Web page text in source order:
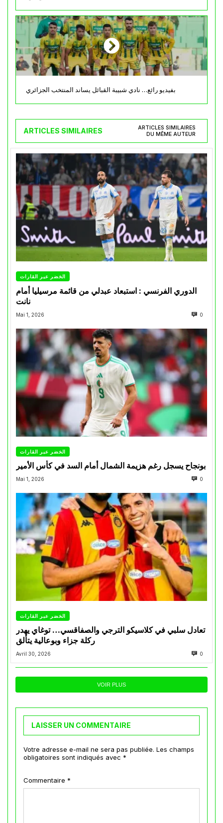
بفيديو رائع… نادي شبيبة القبائل يساند المنتخب الجزائري
ARTICLES SIMILAIRES
ARTICLES SIMILAIRES
DU MÊME AUTEUR
الخضر عبر القارات
الدوري الفرنسي : استبعاد عبدلي من قائمة مرسيليا أمام
نانت
Mai 1, 2026 0
الخضر عبر القارات
بونجاح يسجل رغم هزيمة الشمال أمام السد في كأس الأمير
Mai 1, 2026 0
الخضر عبر القارات
تعادل سلبي في كلاسيكو الترجي والصفاقسي… توغاي يهدر
ركلة جزاء وبوعالية يتألق
Avril 30, 2026 0
VOIR PLUS
LAISSER UN COMMENTAIRE
Votre adresse e-mail ne sera pas publiée. Les champs
obligatoires sont indiqués avec *
Commentaire *